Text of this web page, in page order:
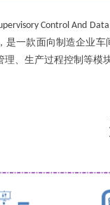
Control And
是一款面向制造企业车
、生产过程控制等模块